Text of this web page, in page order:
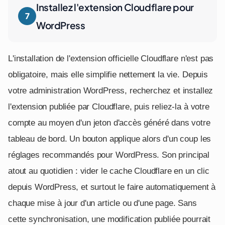
Installez l'extension Cloudflare pour
WordPress
L'installation de l'extension officielle Cloudflare n'est pas
obligatoire, mais elle simplifie nettement la vie. Depuis
votre administration WordPress, recherchez et installez
l'extension publiée par Cloudflare, puis reliez-la à votre
compte au moyen d'un jeton d'accès généré dans votre
tableau de bord. Un bouton applique alors d'un coup les
réglages recommandés pour WordPress. Son principal
atout au quotidien : vider le cache Cloudflare en un clic
depuis WordPress, et surtout le faire automatiquement à
chaque mise à jour d'un article ou d'une page. Sans
cette synchronisation, une modification publiée pourrait